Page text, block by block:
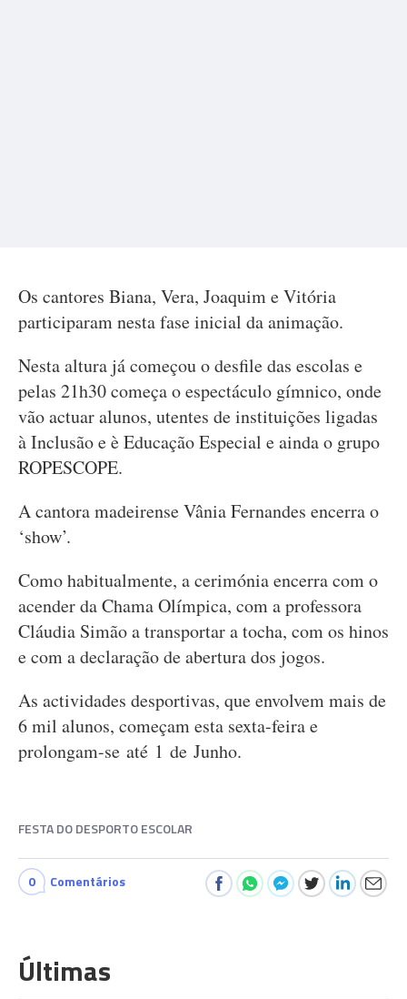
Os cantores Biana, Vera, Joaquim e Vitória
participaram nesta fase inicial da animação.
Nesta altura já começou o desfile das escolas e
pelas 21h30 começa o espectáculo gímnico, onde
vão actuar alunos, utentes de instituições ligadas
à Inclusão e è Educação Especial e ainda o grupo
ROPESCOPE.
A cantora madeirense Vânia Fernandes encerra o
‘show’.
Como habitualmente, a cerimónia encerra com o
acender da Chama Olímpica, com a professora
Cláudia Simão a transportar a tocha, com os hinos
e com a declaração de abertura dos jogos.
As actividades desportivas, que envolvem mais de
6 mil alunos, começam esta sexta-feira e
prolongam-se até 1 de Junho.
FESTA DO DESPORTO ESCOLAR
0 Comentários
Últimas